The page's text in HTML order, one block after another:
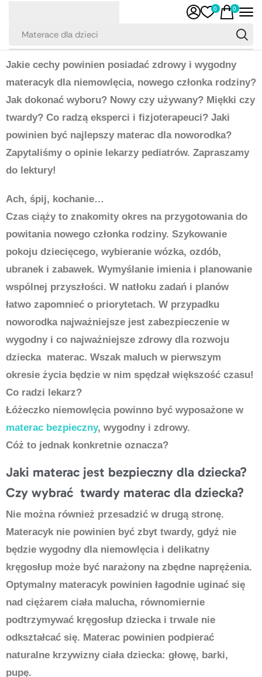
Materace dla dzieci
0 0
Jakie cechy powinien posiadać zdrowy i wygodny
materacyk dla niemowlęcia, nowego członka rodziny?
Jak dokonać wyboru? Nowy czy używany? Miękki czy
twardy? Co radzą eksperci i fizjoterapeuci? Jaki
powinien być najlepszy materac dla noworodka?
Zapytaliśmy o opinie lekarzy pediatrów. Zapraszamy
do lektury!
Ach, śpij, kochanie…
Czas ciąży to znakomity okres na przygotowania do
powitania nowego członka rodziny. Szykowanie
pokoju dziecięcego, wybieranie wózka, ozdób,
ubranek i zabawek. Wymyślanie imienia i planowanie
wspólnej przyszłości. W natłoku zadań i planów
łatwo zapomnieć o priorytetach. W przypadku
noworodka najważniejsze jest zabezpieczenie w
wygodny i co najważniejsze zdrowy dla rozwoju
dziecka materac. Wszak maluch w pierwszym
okresie życia będzie w nim spędzał większość czasu!
Co radzi lekarz?
Łóżeczko niemowlęcia powinno być wyposażone w
materac bezpieczny, wygodny i zdrowy.
Cóż to jednak konkretnie oznacza?
Jaki materac jest bezpieczny dla dziecka?
Czy wybrać twardy materac dla dziecka?
Nie można również przesadzić w drugą stronę.
Materacyk nie powinien być zbyt twardy, gdyż nie
będzie wygodny dla niemowlęcia i delikatny
kręgosłup może być narażony na zbędne naprężenia.
Optymalny materacyk powinien łagodnie uginać się
nad ciężarem ciała malucha, równomiernie
podtrzymywać kręgosłup dziecka i trwale nie
odkształcać się. Materac powinien podpierać
naturalne krzywizny ciała dziecka: głowę, barki,
pupę.